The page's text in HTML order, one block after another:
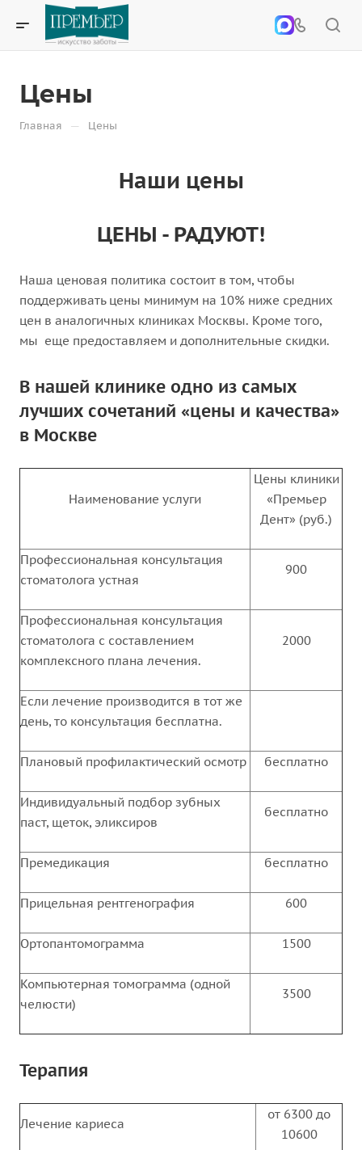
Цены
Главная — Цены
Наши цены
ЦЕНЫ - РАДУЮТ!
Наша ценовая политика состоит в том, чтобы
поддерживать цены минимум на 10% ниже средних
цен в аналогичных клиниках Москвы. Кроме того,
мы еще предоставляем и дополнительные скидки.
В нашей клинике одно из самых
лучших сочетаний «цены и качества»
в Москве
Наименование услуги
Цены клиники
«Премьер
Дент» (руб.)
Профессиональная консультация
стоматолога устная
900
Профессиональная консультация
стоматолога с составлением
комплексного плана лечения.
2000
Если лечение производится в тот же
день, то консультация бесплатна.
Плановый профилактический осмотр бесплатно
Индивидуальный подбор зубных
паст, щеток, эликсиров
бесплатно
Премедикация бесплатно
Прицельная рентгенография 600
Ортопантомограмма 1500
Компьютерная томограмма (одной
челюсти)
3500
Терапия
Лечение кариеса
от 6300 до
10600